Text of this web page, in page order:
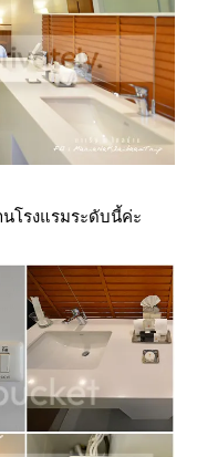
โรงแรมระดับนี้ค่ะ